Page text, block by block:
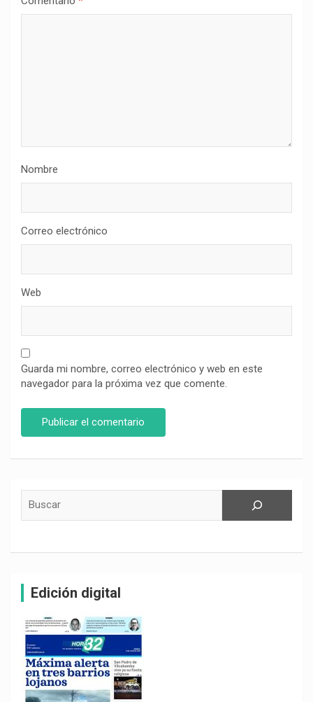
Nombre
Correo electrónico
Web
Guarda mi nombre, correo electrónico y web en este
navegador para la próxima vez que comente.
Edición digital